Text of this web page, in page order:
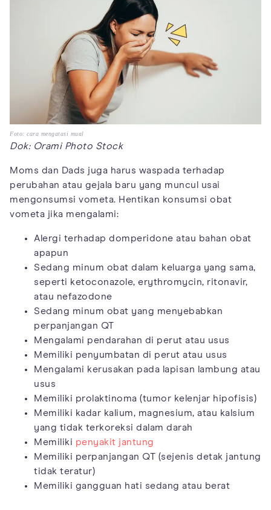
Foto: cara mengatasi mual
Dok: Orami Photo Stock
Moms dan Dads juga harus waspada terhadap
perubahan atau gejala baru yang muncul usai
mengonsumsi vometa. Hentikan konsumsi obat
vometa jika mengalami:
Alergi terhadap domperidone atau bahan obat
apapun
Sedang minum obat dalam keluarga yang sama,
seperti ketoconazole, erythromycin, ritonavir,
atau nefazodone
Sedang minum obat yang menyebabkan
perpanjangan QT
Mengalami pendarahan di perut atau usus
Memiliki penyumbatan di perut atau usus
Mengalami kerusakan pada lapisan lambung atau
usus
Memiliki prolaktinoma (tumor kelenjar hipofisis)
Memiliki kadar kalium, magnesium, atau kalsium
yang tidak terkoreksi dalam darah
Memiliki penyakit jantung
Memiliki perpanjangan QT (sejenis detak jantung
tidak teratur)
Memiliki gangguan hati sedang atau berat